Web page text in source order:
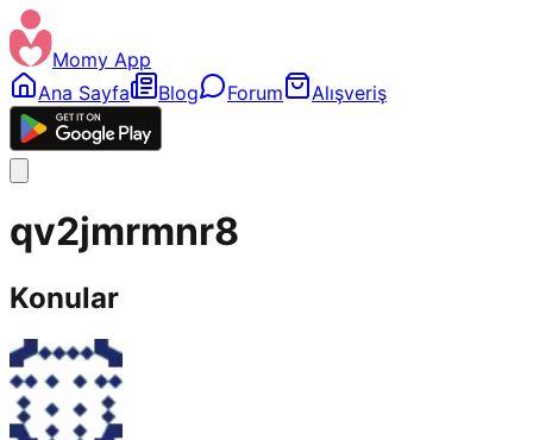
Momy App
Ana Sayfa
Blog Forum Alışveriş
qv2jmrmnr8
Konular